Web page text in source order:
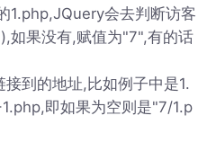
1.php,JQuery会去判断访客
如果没有,赋值为"7",有的话
到的地址,比如例子中是1.
即如果为空则是"7/1.p